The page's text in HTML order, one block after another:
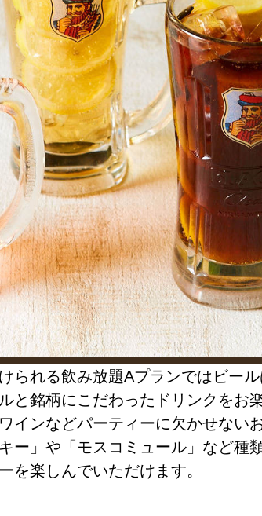
られる飲み放題Aプランではビー
と銘柄にこだわったドリンクをお
インなどパーティーに欠かせない
ー」や「モスコミュール」など種
を楽しんでいただけます。